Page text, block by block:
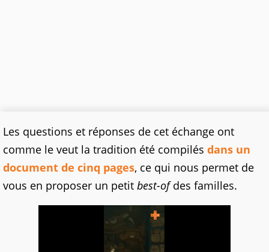
Les questions et réponses de cet échange ont
comme le veut la tradition été compilés dans un
document de cinq pages, ce qui nous permet de
vous en proposer un petit best-ofdes familles.